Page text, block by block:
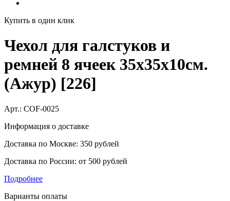
Купить в один клик
Чехол для галстуков и
ремней 8 ячеек 35х35х10см.
(Ажур) [226]
Арт.: COF-0025
Информация о доставке
Доставка по Москве: 350 рублей
Доставка по России: от 500 рублей
Подробнее
Варианты оплаты